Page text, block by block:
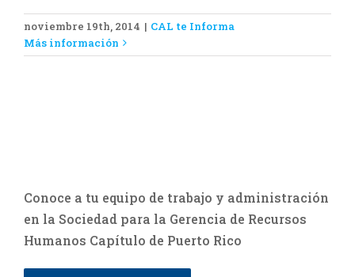
noviembre 19th, 2014 | CAL te Informa
Más información
Conoce a tu equipo de trabajo y administración
en la Sociedad para la Gerencia de Recursos
Humanos Capítulo de Puerto Rico